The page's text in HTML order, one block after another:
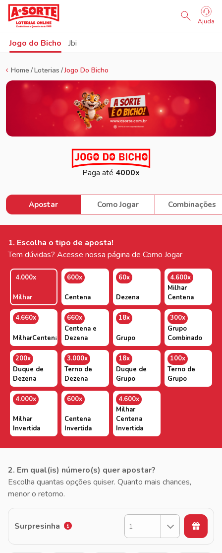
Ajuda
Jogo do Bicho Jbi
Home Loterias Jogo Do Bicho
Paga até 4000x
Apostar Como Jogar Combinações
1. Escolha o tipo de aposta!
Tem dúvidas? Acesse nossa página de Como Jogar
4.000x
Milhar
600x
Centena
60x
Dezena
4.600x
Milhar
Centena
4.660x
MilharCentenaDezena
660x
Centena e
Dezena
18x
Grupo
300x
Grupo
Combinado
200x
Duque de
Dezena
3.000x
Terno de
Dezena
18x
Duque de
Grupo
100x
Terno de
Grupo
4.000x
Milhar
Invertida
600x
Centena
Invertida
4.600x
Milhar
Centena
Invertida
2. Em qual(is) número(s) quer apostar?
Escolha quantas opções quiser. Quanto mais chances,
menor o retorno.
Surpresinha 1